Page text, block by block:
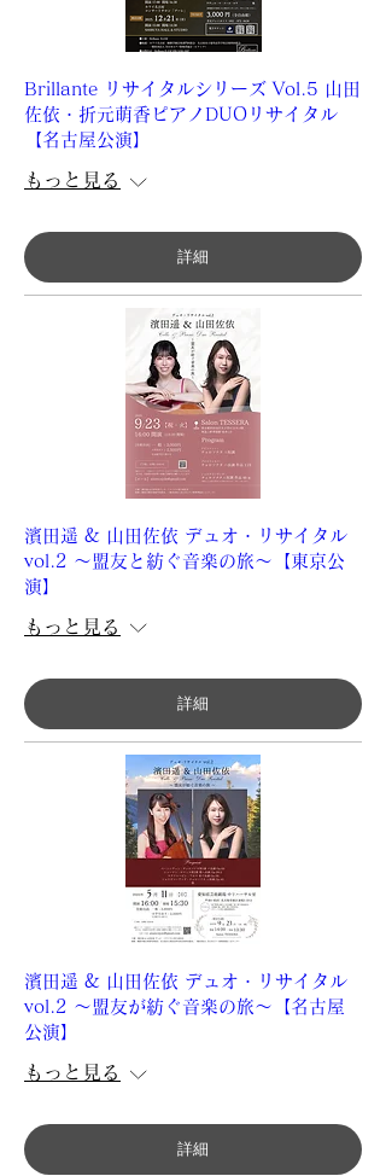
Brillante リサイタルシリーズ Vol.5 山田
佐依・折元萌香ピアノDUOリサイタル
【名古屋公演】
もっと見る
詳細
濱田遥 & 山田佐依 デュオ・リサイタル
vol.2 ～盟友と紡ぐ音楽の旅～【東京公
演】
もっと見る
詳細
濱田遥 & 山田佐依 デュオ・リサイタル
vol.2 ～盟友が紡ぐ音楽の旅～【名古屋
公演】
もっと見る
詳細